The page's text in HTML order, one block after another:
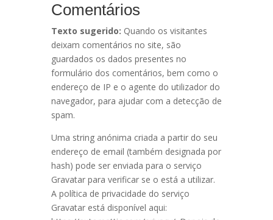
Comentários
Texto sugerido: Quando os visitantes
deixam comentários no site, são
guardados os dados presentes no
formulário dos comentários, bem como o
endereço de IP e o agente do utilizador do
navegador, para ajudar com a detecção de
spam.
Uma string anónima criada a partir do seu
endereço de email (também designada por
hash) pode ser enviada para o serviço
Gravatar para verificar se o está a utilizar.
A política de privacidade do serviço
Gravatar está disponível aqui: